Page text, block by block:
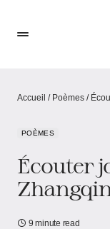
Accueil / Poèmes /
POÈMES
Écouter
9 minute read